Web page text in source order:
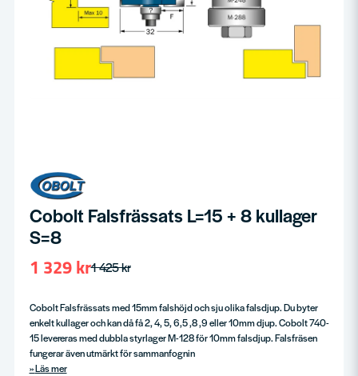
Cobolt Falsfrässats L=15 + 8 kullager
S=8
1 425 kr
1 329 kr
Cobolt Falsfrässats med 15mm falshöjd och sju olika falsdjup. Du byter
enkelt kullager och kan då få 2, 4, 5, 6,5 ,8 ,9 eller 10mm djup. Cobolt 740-
15 levereras med dubbla styrlager M-128 för 10mm falsdjup. Falsfräsen
fungerar även utmärkt för sammanfognin
Läs mer